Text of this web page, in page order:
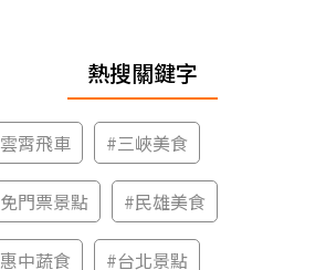
熱搜關鍵字
雲霄飛車 #三峽美食
免門票景點 #民雄美食
惠中蔬食 #台北景點